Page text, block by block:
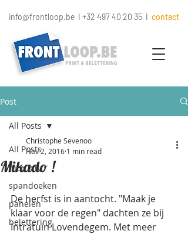
info@frontloop.be I +32 497 40 20 35 I contact
Post
All Posts
interieur
spandoeken
panelen
belettering
All Posts
Mikado !
Christophe Sevenoo
Nov 2, 2016 1 min read
De herfst is in aantocht. "Maak je
klaar voor de regen" dachten ze bij
Intratuin Lovendegem. Met meer